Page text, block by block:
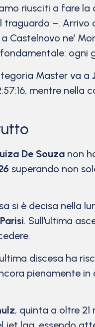
riusciti a fare
traguardo –. Arrivo
Castelnovo ne’
Master va a
mentre
De Souza non
superando non
si è decisa nella
. Sull’ultima
discesa ha
pienamente
, quinta a oltre